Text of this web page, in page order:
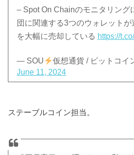
– Spot On Chainのモニタリング
団に関連する3つのウォレット
を大幅に売却している https://
— SOU
仮想通貨 / ビットコイ
June 11, 2024
ステーブルコイン担当。